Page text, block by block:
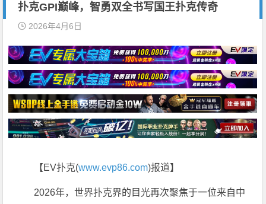
扑克GPI巅峰，智勇双全书写国王扑克传奇
2026年4月6日
【EV扑克(www.evp86.com)报道】
2026年，世界扑克界的目光再次聚焦于一位来自中